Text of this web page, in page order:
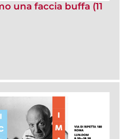
una faccia buffa (11